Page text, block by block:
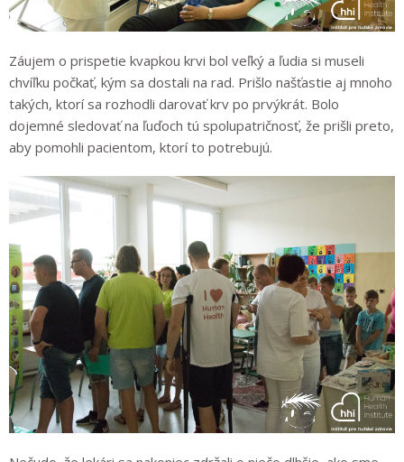
Záujem o prispetie kvapkou krvi bol veľký a ľudia si museli
chvíľku počkať, kým sa dostali na rad. Prišlo našťastie aj mnoho
takých, ktorí sa rozhodli darovať krv po prvýkrát. Bolo
dojemné sledovať na ľuďoch tú spolupatričnosť, že prišli preto,
aby pomohli pacientom, ktorí to potrebujú.